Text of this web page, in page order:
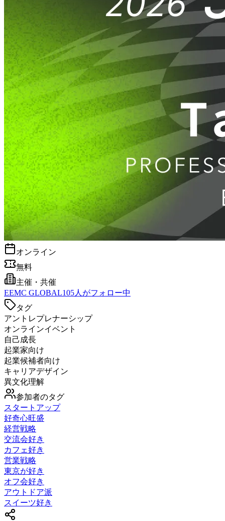
オンライン
無料
主催・共催
EEMC GLOBAL105人がフォロー中
タグ
アントレプレナーシップ
オンラインイベント
自己成長
起業家向け
起業候補者向け
キャリアデザイン
異文化理解
参加者のタグ
スタートアップ
好奇心旺盛
経営戦略
交流会好き
カフェ好き
営業戦略
東京が好き
オフ会好き
アウトドア派
スイーツ好き